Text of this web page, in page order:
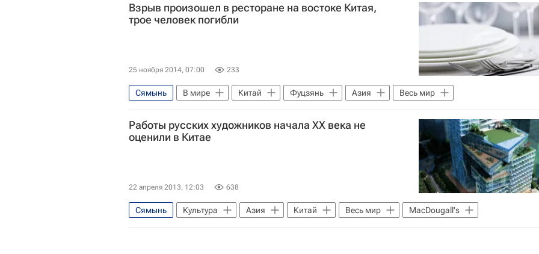
Взрыв произошел в ресторане на востоке Китая,
трое человек погибли
25 ноября 2014, 07:00 233
Сямынь В мире Китай Фуцзянь Азия Весь мир
Работы русских художников начала XX века не
оценили в Китае
22 апреля 2013, 12:03 638
Сямынь Культура Азия Китай Весь мир MacDougall's